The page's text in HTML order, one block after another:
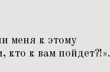
меня к этому
кто к вам пойдет?!».